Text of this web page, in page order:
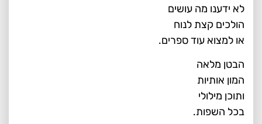
לא ידענו מה עושים
הולכים קצת לנוח
או למצוא עוד ספרים.
הבטן מלאה
המון אותיות
ותוכן מילולי
בכל השפות.